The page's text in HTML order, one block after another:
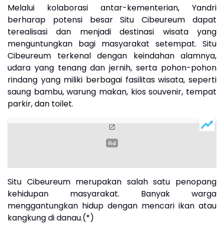
Melalui kolaborasi antar-kementerian, Yandri
berharap potensi besar Situ Cibeureum dapat
terealisasi dan menjadi destinasi wisata yang
menguntungkan bagi masyarakat setempat. Situ
Cibeureum terkenal dengan keindahan alamnya,
udara yang tenang dan jernih, serta pohon-pohon
rindang yang miliki berbagai fasilitas wisata, seperti
saung bambu, warung makan, kios souvenir, tempat
parkir, dan toilet.
Situ Cibeureum merupakan salah satu penopang
kehidupan masyarakat. Banyak warga
menggantungkan hidup dengan mencari ikan atau
kangkung di danau.(*)